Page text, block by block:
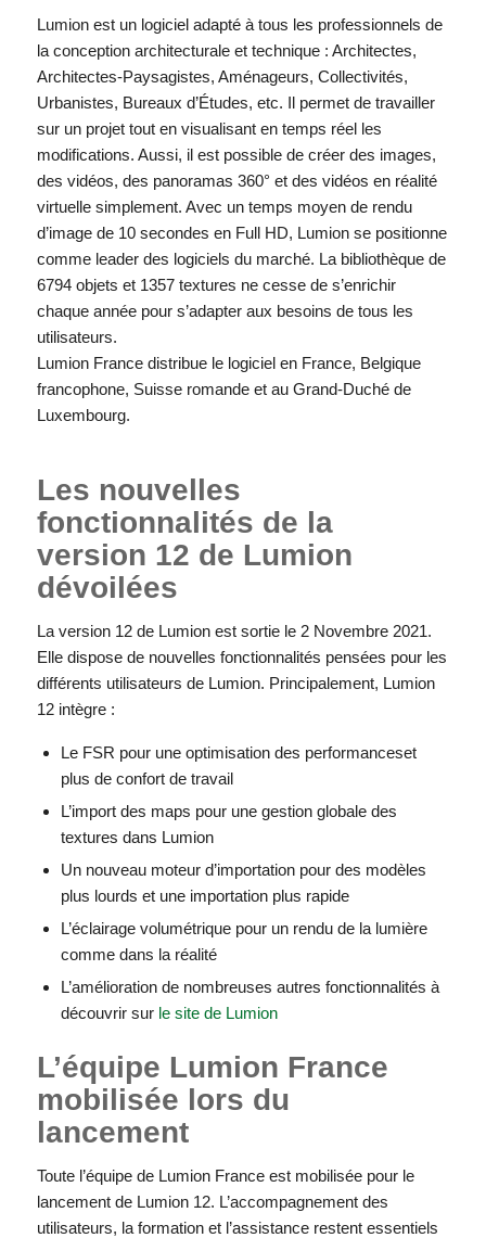
Lumion est un logiciel adapté à tous les professionnels de
la conception architecturale et technique : Architectes,
Architectes-Paysagistes, Aménageurs, Collectivités,
Urbanistes, Bureaux d’Études, etc. Il permet de travailler
sur un projet tout en visualisant en temps réel les
modifications. Aussi, il est possible de créer des images,
des vidéos, des panoramas 360° et des vidéos en réalité
virtuelle simplement. Avec un temps moyen de rendu
d’image de 10 secondes en Full HD, Lumion se positionne
comme leader des logiciels du marché. La bibliothèque de
6794 objets et 1357 textures ne cesse de s’enrichir
chaque année pour s’adapter aux besoins de tous les
utilisateurs.
Lumion France distribue le logiciel en France, Belgique
francophone, Suisse romande et au Grand-Duché de
Luxembourg.
Les nouvelles
fonctionnalités de la
version 12 de Lumion
dévoilées
La version 12 de Lumion est sortie le 2 Novembre 2021.
Elle dispose de nouvelles fonctionnalités pensées pour les
différents utilisateurs de Lumion. Principalement, Lumion
12 intègre :
Le FSR pour une optimisation des performanceset
plus de confort de travail
L’import des maps pour une gestion globale des
textures dans Lumion
Un nouveau moteur d’importation pour des modèles
plus lourds et une importation plus rapide
L’éclairage volumétrique pour un rendu de la lumière
comme dans la réalité
L’amélioration de nombreuses autres fonctionnalités à
découvrir sur le site de Lumion
L’équipe Lumion France
mobilisée lors du
lancement
Toute l’équipe de Lumion France est mobilisée pour le
lancement de Lumion 12. L’accompagnement des
utilisateurs, la formation et l’assistance restent essentiels